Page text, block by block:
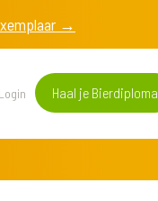
→
Login Haal je Bierdiploma